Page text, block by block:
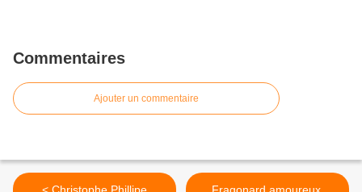
Commentaires
Ajouter un commentaire